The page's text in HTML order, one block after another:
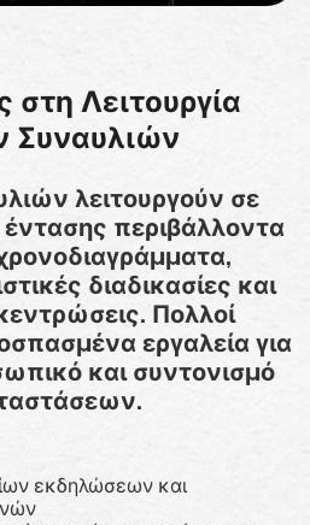
στη Λειτουργία
λειτουργούν σε
περιβάλλοντα
διαδικασίες και
Πολλοί
εργαλεία για
και συντονισμό
εκδηλώσεων και